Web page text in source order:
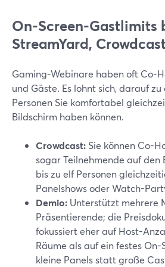
On-Screen-Gastlimits
StreamYard,
Gaming-Webinare haben oft Co-
und Gäste. Es lohnt sich, darauf
Personen Sie komfortabel
Bildschirm haben können.
Crowdcast: Sie können Co-
sogar Teilnehmende auf den
bis zu elf Personen
Panelshows oder Watch-
Demio: Unterstützt mehrere
Präsentierende; die
fokussiert eher auf Host-
Räume als auf ein festes
kleine Panels statt große